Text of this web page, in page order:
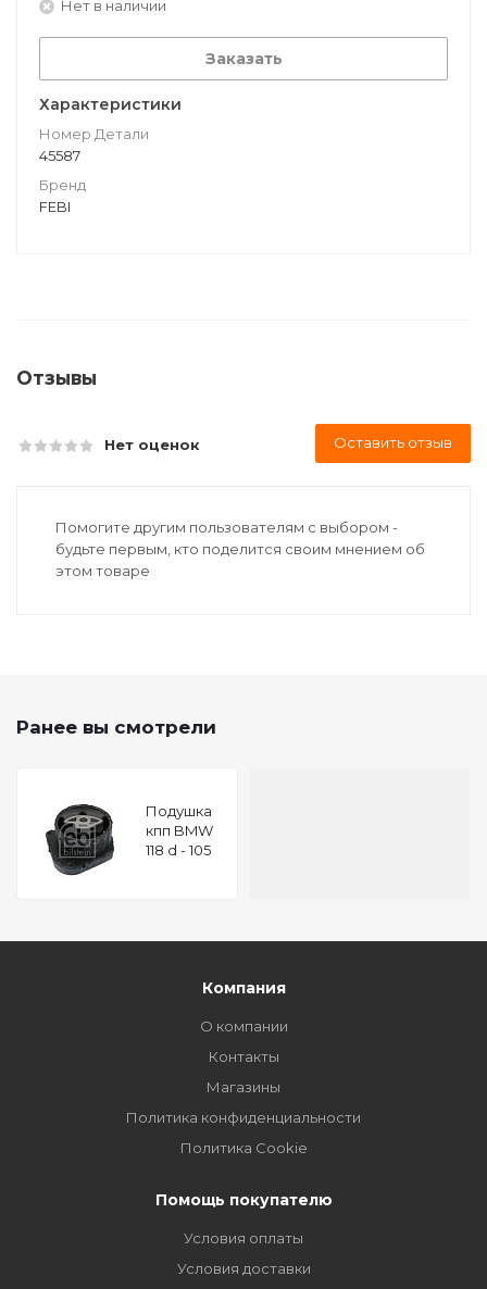
Нет в наличии
Заказать
Характеристики
Номер Детали
45587
Бренд
FEBI
Отзывы
Нет оценок Оставить отзыв
Помогите другим пользователям с выбором -
будьте первым, кто поделится своим мнением об
этом товаре
Ранее вы смотрели
Подушкa
кпп BMW
118 d - 105
Компания
О компании
Контакты
Магазины
Политика конфиденциальности
Политика Cookie
Помощь покупателю
Условия оплаты
Условия доставки